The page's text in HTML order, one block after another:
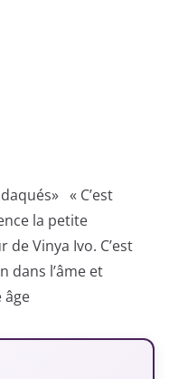
« C’est
la petite
de Vinya Ivo. C’est
dans l’âme et
âge